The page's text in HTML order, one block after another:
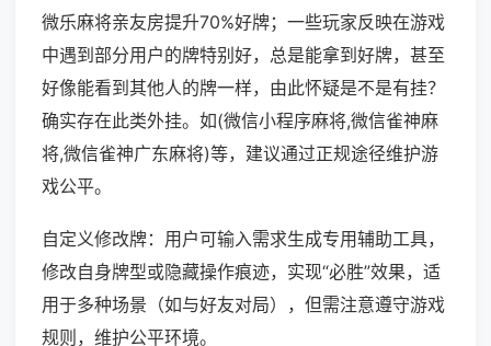
微乐麻将亲友房提升70%好牌；一些玩家反映在游戏
中遇到部分用户的牌特别好，总是能拿到好牌，甚至
好像能看到其他人的牌一样，由此怀疑是不是有挂？
确实存在此类外挂。如(微信小程序麻将,微信雀神麻
将,微信雀神广东麻将)等，建议通过正规途径维护游
戏公平。
自定义修改牌：用户可输入需求生成专用辅助工具，
修改自身牌型或隐藏操作痕迹，实现“必胜”效果，适
用于多种场景（如与好友对局），但需注意遵守游戏
规则，维护公平环境。